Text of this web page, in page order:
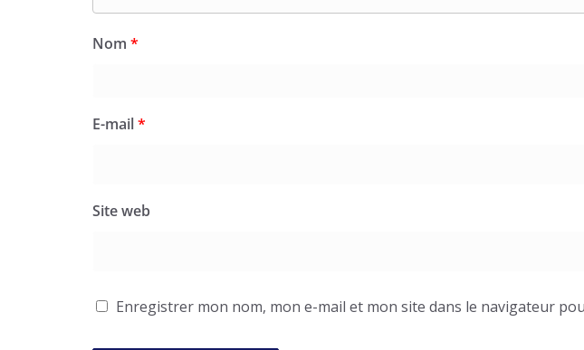
Nom *
E-mail*
Site web
Enregistrer mon nom, mon e-mail et mon site dans le navigateur